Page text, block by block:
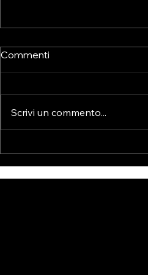
ALIMENTARI E TERAPIA
BICOM
Commenti
Scrivi un commento...